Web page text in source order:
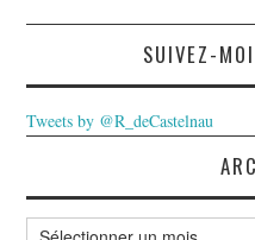
SUIVEZ-
Tweets by @R_deCastelnau
Archives